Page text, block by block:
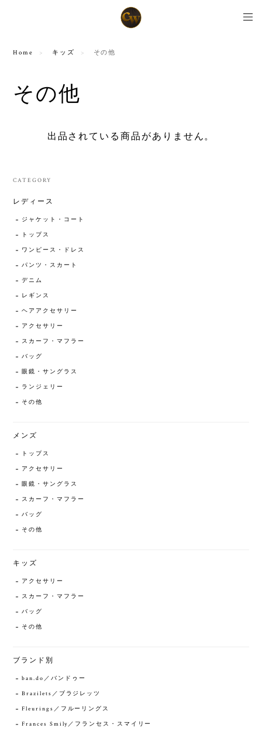
Home キッズ その他
その他
出品されている商品がありません。
CATEGORY
レディース
ジャケット・コート
トップス
ワンピース・ドレス
パンツ・スカート
デニム
レギンス
ヘアアクセサリー
アクセサリー
スカーフ・マフラー
バッグ
眼鏡・サングラス
ランジェリー
その他
メンズ
トップス
アクセサリー
眼鏡・サングラス
スカーフ・マフラー
バッグ
その他
キッズ
アクセサリー
スカーフ・マフラー
バッグ
その他
ブランド別
ban.do／バンドゥー
Brazilets／ブラジレッツ
Fleurings／フルーリングス
Frances Smily／フランセス・スマイリー